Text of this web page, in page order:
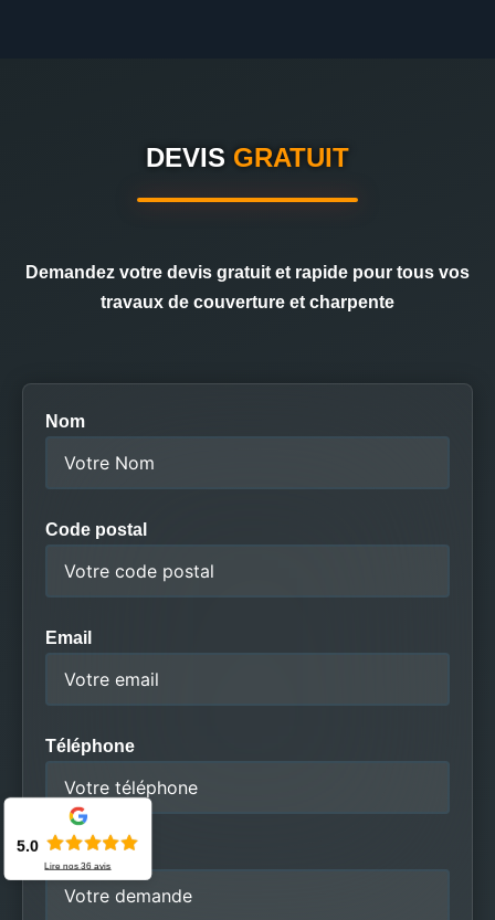
DEVIS GRATUIT
Demandez votre devis gratuit et rapide pour tous vos
travaux de couverture et charpente
Nom
Code postal
Email
Téléphone
Message
5.0
Lire nos36 avis